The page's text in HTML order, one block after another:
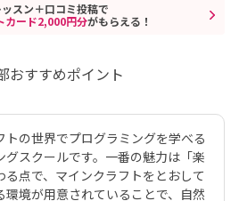
スン＋口コミ投稿で
ード2,000円分がもらえる！
おすすめポイント
の世界でプログラミングを学べる
スクールです。一番の魅力は「楽
る点で、マインクラフトをとおして
境が用意されていることで、自然